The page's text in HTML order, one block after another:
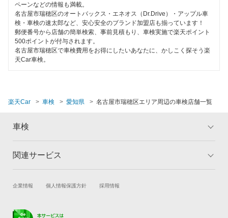
エネフリ車検
安心WE！車検
ペーンなどの情報も満載。
名古屋市瑞穂区のオートバックス・エネオス（Dr.Drive）・アップル車
検・車検の速太郎など、安心安全のブランド加盟店も揃っています！
郵便番号から店舗の簡単検索、事前見積もり、車検実施で楽天ポイント
500ポイントが付与されます。
名古屋市瑞穂区で車検費用をお得にしたいあなたに、かしこく探そう楽
天Car車検。
楽天Car 車検 愛知県 名古屋市瑞穂区エリア周辺の車検店舗一覧
車検
トップ
車検の基礎知識 キャンペーン一覧
関連サービス
試乗・商談 新車購入
キズ修理予約
企業情報 個人情報保護方針 採用情報